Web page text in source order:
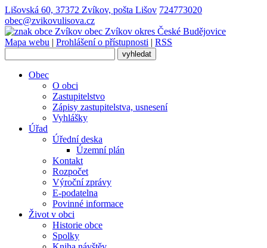
Lišovská 60, 37372 Zvíkov, pošta Lišov 724773020
obec@zvikovulisova.cz
obec Zvíkov okres České Budějovice
Mapa webu | Prohlášení o přístupnosti | RSS
Obec
O obci
Zastupitelstvo
Zápisy zastupitelstva, usnesení
Vyhlášky
Úřad
Úřední deska
Územní plán
Kontakt
Rozpočet
Výroční zprávy
E-podatelna
Povinné informace
Život v obci
Historie obce
Spolky